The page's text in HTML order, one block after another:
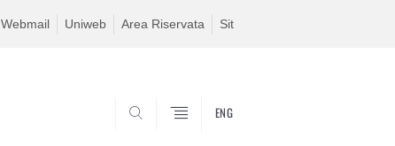
Webmail Uniweb Area Riservata Sit
ENG